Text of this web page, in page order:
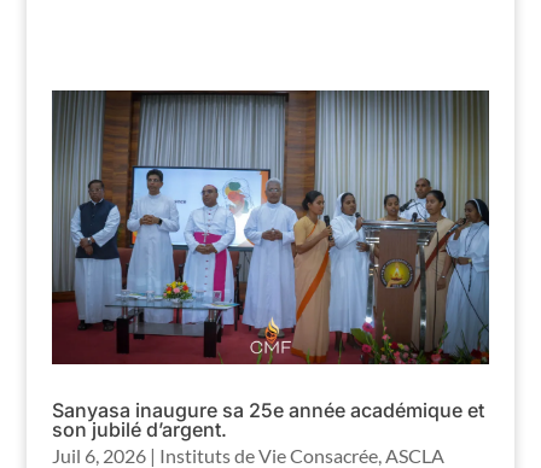
Sanyasa inaugure sa 25e année académique et
son jubilé d’argent.
Juil 6, 2026| Instituts de Vie Consacrée,ASCLA